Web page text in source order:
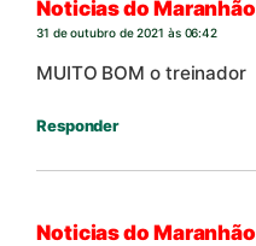
Noticias do Maranhão
31 de outubro de 2021 às 06:42
MUITO BOM o treinador
Responder
Noticias do Maranhão